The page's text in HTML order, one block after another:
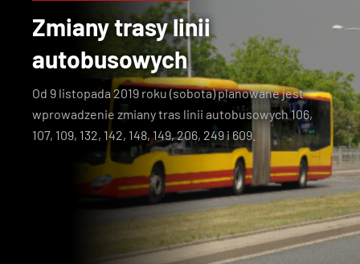
Zmiany trasy linii
autobusowych
Od 9 listopada 2019 roku (sobota) planowane jest
wprowadzenie zmiany tras linii autobusowych 106,
107, 109, 132, 142, 148, 149, 206, 249 i 609